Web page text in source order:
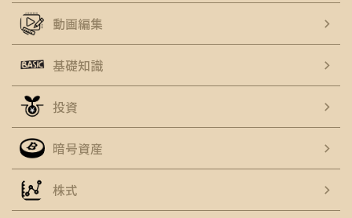
動画編集
基礎知識
投資
暗号資産
株式